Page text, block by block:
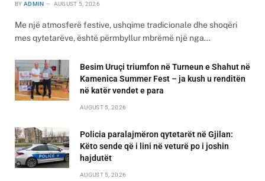
BY ADMIN AUGUST 5, 2026
Me një atmosferë festive, ushqime tradicionale dhe shoqëri
mes qytetarëve, është përmbyllur mbrëmë një nga…
Besim Uruçi triumfon në Turneun e Shahut në
Kamenica Summer Fest – ja kush u renditën
në katër vendet e para
AUGUST 5, 2026
Policia paralajmëron qytetarët në Gjilan:
Këto sende që i lini në veturë po i joshin
hajdutët
AUGUST 5, 2026